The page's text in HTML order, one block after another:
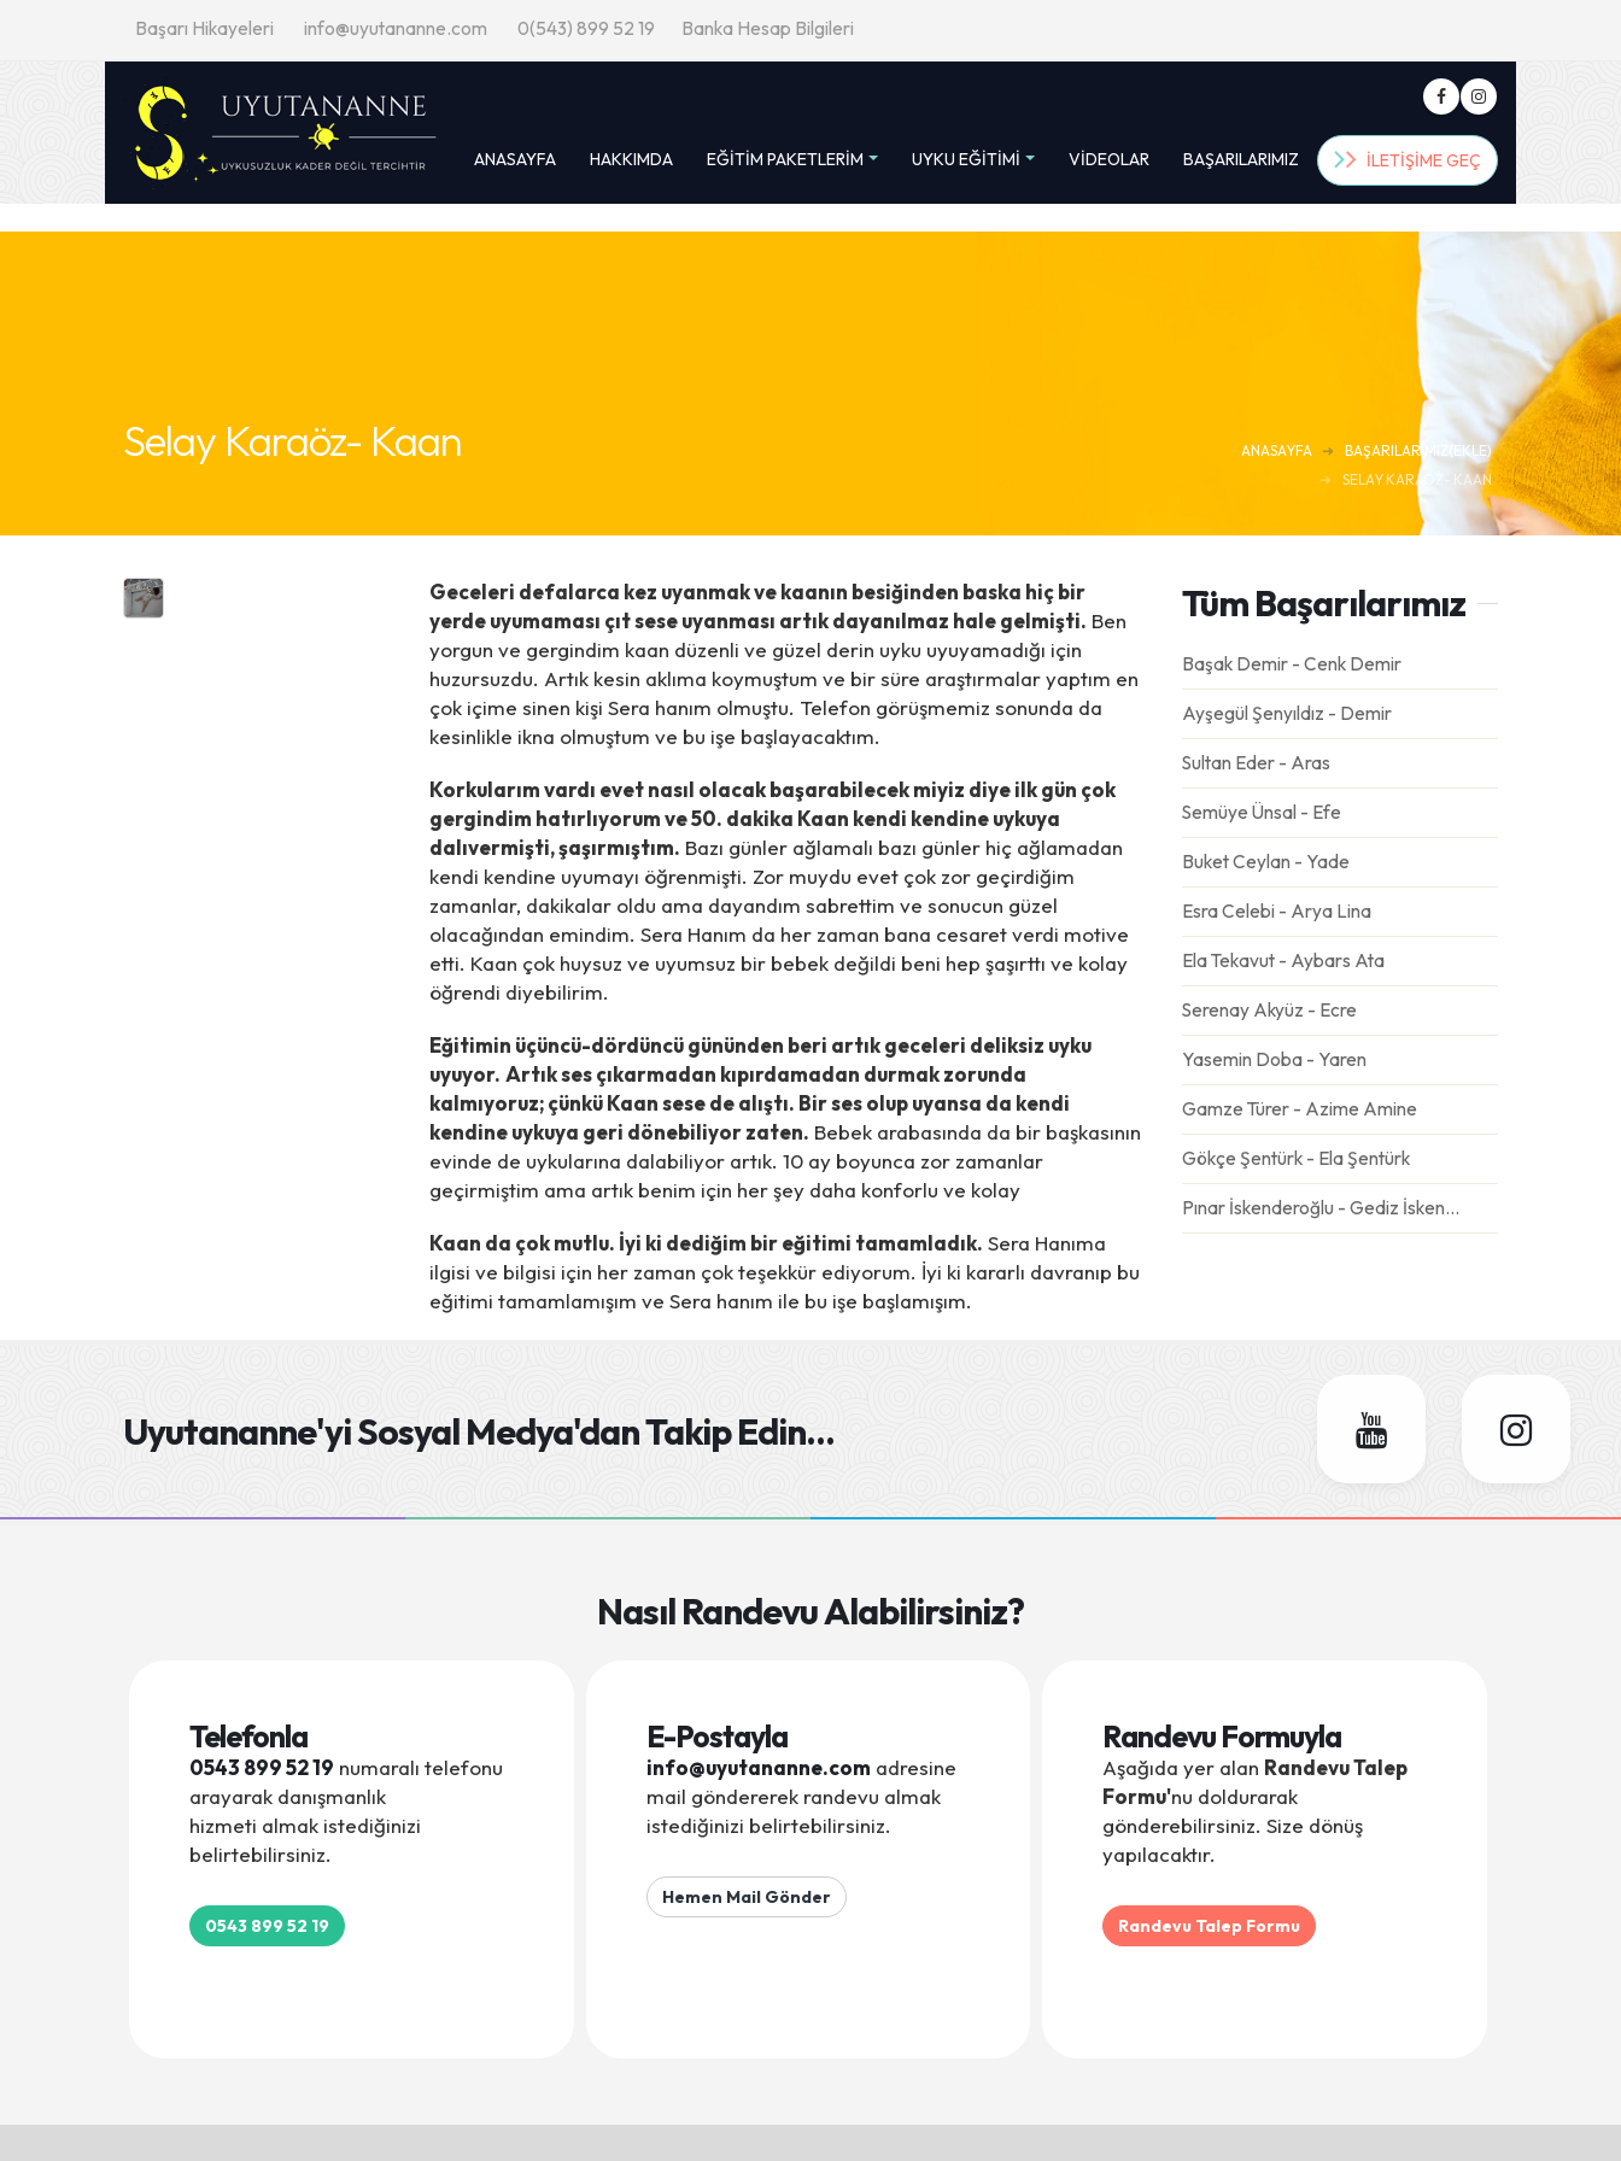
Başarı Hikayeleri info@uyutananne.com 0(543) 899 52 19 Banka Hesap Bilgileri
ANASAYFA HAKKIMDA EĞITIM PAKETLERIM UYKU EĞITIMI VIDEOLAR BAŞARILARIMIZ İLETIŞIME GEÇ
Selay Karaöz- Kaan ANASAYFA
BAŞARILARIMIZ(EKLE)
SELAY KARAÖZ- KAAN
Geceleri defalarca kez uyanmak ve kaanın besiğinden baska hiç bir
yerde uyumaması çıt sese uyanması artık dayanılmaz hale gelmişti. Ben
yorgun ve gergindim kaan düzenli ve güzel derin uyku uyuyamadığı için
huzursuzdu. Artık kesin aklıma koymuştum ve bir süre araştırmalar yaptım en
çok içime sinen kişi Sera hanım olmuştu. Telefon görüşmemiz sonunda da
kesinlikle ikna olmuştum ve bu işe başlayacaktım.
Korkularım vardı evet nasıl olacak başarabilecek miyiz diye ilk gün çok
gergindim hatırlıyorum ve 50. dakika Kaan kendi kendine uykuya
dalıvermişti, şaşırmıştım. Bazı günler ağlamalı bazı günler hiç ağlamadan
kendi kendine uyumayı öğrenmişti. Zor muydu evet çok zor geçirdiğim
zamanlar, dakikalar oldu ama dayandım sabrettim ve sonucun güzel
olacağından emindim. Sera Hanım da her zaman bana cesaret verdi motive
etti. Kaan çok huysuz ve uyumsuz bir bebek değildi beni hep şaşırttı ve kolay
öğrendi diyebilirim.
Eğitimin üçüncü-dördüncü gününden beri artık geceleri deliksiz uyku
uyuyor. Artık ses çıkarmadan kıpırdamadan durmak zorunda
kalmıyoruz; çünkü Kaan sese de alıştı. Bir ses olup uyansa da kendi
kendine uykuya geri dönebiliyor zaten. Bebek arabasında da bir başkasının
evinde de uykularına dalabiliyor artık. 10 ay boyunca zor zamanlar
geçirmiştim ama artık benim için her şey daha konforlu ve kolay
Kaan da çok mutlu. İyi ki dediğim bir eğitimi tamamladık. Sera Hanıma
ilgisi ve bilgisi için her zaman çok teşekkür ediyorum. İyi ki kararlı davranıp bu
eğitimi tamamlamışım ve Sera hanım ile bu işe başlamışım.
Tüm Başarılarımız
Başak Demir - Cenk Demir
Ayşegül Şenyıldız - Demir
Sultan Eder - Aras
Semüye Ünsal - Efe
Buket Ceylan - Yade
Esra Celebi - Arya Lina
Ela Tekavut - Aybars Ata
Serenay Akyüz - Ecre
Yasemin Doba - Yaren
Gamze Türer - Azime Amine
Gökçe Şentürk - Ela Şentürk
Pınar İskenderoğlu - Gediz İskenderoğlu
Nagehan Çetintaş - Kutay
Ezgi Akalın - Asel
Özlem Şerbetçi - Öykü
Tuğba ÇETİNOL TAŞTEMEL - Ege
Ayça Uçak - Miray
Uyutananne'yiSosyal Medya'dan Takip Edin...
Nasıl Randevu Alabilirsiniz?
Telefonla
0543 899 52 19 numaralı telefonu
arayarak danışmanlık
hizmeti almak istediğinizi
belirtebilirsiniz.
0543 899 52 19
E-Postayla
info@uyutananne.com adresine
mail göndererek randevu almak
istediğinizi belirtebilirsiniz.
Hemen Mail Gönder
Randevu Formuyla
Aşağıda yer alan Randevu Talep
Formu'nu doldurarak
gönderebilirsiniz. Size dönüş
yapılacaktır.
Randevu Talep Formu